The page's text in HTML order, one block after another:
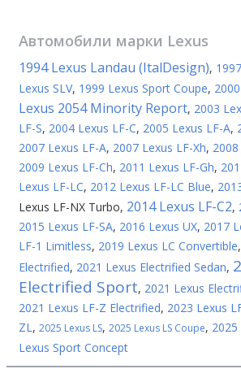
Автомобили марки Lexus
1994 Lexus Landau (ItalDesign),
Lexus SLV, 1999 Lexus Sport Coupe,
Lexus 2054 Minority Report, 2003
LF-S, 2004 Lexus LF-C, 2005 Lexus LF-A,
2007 Lexus LF-A, 2007 Lexus LF-Xh,
2009 Lexus LF-Ch, 2011 Lexus LF-Gh,
Lexus LF-LC, 2012 Lexus LF-LC Blue,
Lexus LF-NX Turbo, 2014 Lexus LF-C2,
2015 Lexus LF-SA, 2016 Lexus UX, 2017
LF-1 Limitless, 2019 Lexus LC Convertible,
Electrified, 2021 Lexus Electrified Sedan,
Electrified Sport, 2021 Lexus
2021 Lexus LF-Z Electrified, 2023 Lexus
ZL, 2025 Lexus LS, 2025 Lexus LS Coupe,
Lexus Sport Concept